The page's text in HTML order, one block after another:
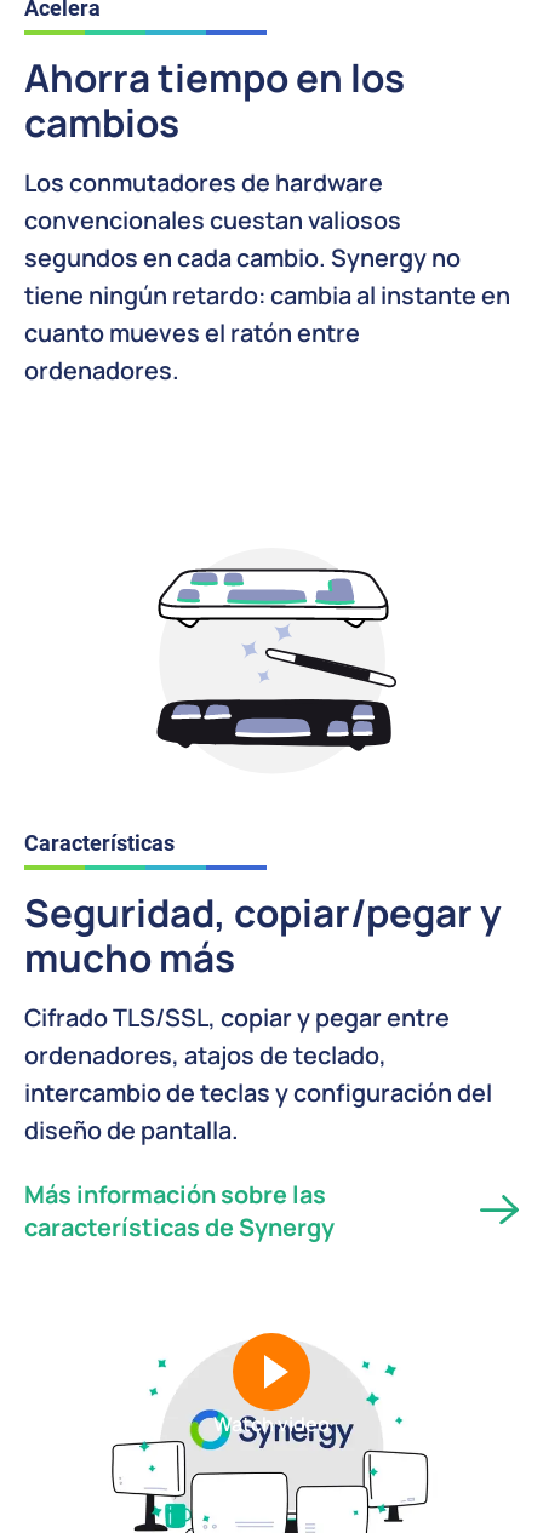
Acelera
Ahorra tiempo en los
cambios
Los conmutadores de hardware
convencionales cuestan valiosos
segundos en cada cambio. Synergy no
tiene ningún retardo: cambia al instante en
cuanto mueves el ratón entre
ordenadores.
Características
Seguridad, copiar/pegar y
mucho más
Cifrado TLS/SSL, copiar y pegar entre
ordenadores, atajos de teclado,
intercambio de teclas y configuración del
diseño de pantalla.
Más información sobre las
características de Synergy
Watch video